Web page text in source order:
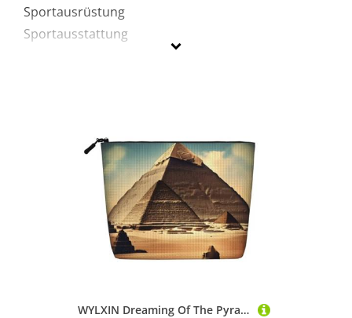
Sportausrüstung
Sportausstattung
WYLXIN Dreaming Of The Pyramids Of Khufu Fake Hanf Make-up-Tasche, Umweltfreundlich und langlebig, Einfaches Design, Einfache Aufbewahrung Ihrer Beauty-Essentials, Schwarz, Einheitsgröße